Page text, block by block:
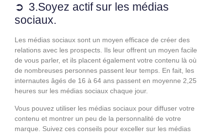
3.Soyez actif sur les médias
sociaux.
Les médias sociaux sont un moyen efficace de créer des
relations avec les prospects. Ils leur offrent un moyen facile
de vous parler, et ils placent également votre contenu là où
de nombreuses personnes passent leur temps. En fait, les
internautes âgés de 16 à 64 ans passent en moyenne 2,25
heures sur les médias sociaux chaque jour.
Vous pouvez utiliser les médias sociaux pour diffuser votre
contenu et montrer un peu de la personnalité de votre
marque. Suivez ces conseils pour exceller sur les médias